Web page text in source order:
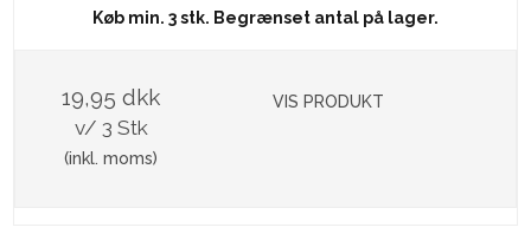
Køb min. 3 stk. Begrænset antal på lager.
19,95 dkk
v/ 3 Stk
(inkl. moms)
VIS PRODUKT